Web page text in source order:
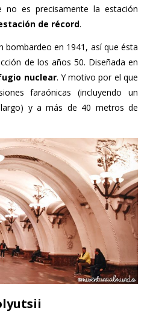
no es precisamente la estación
de récord.
bombardeo en 1941, así que ésta
de los años 50. Diseñada en
nuclear. Y motivo por el que
faraónicas (incluyendo un
y a más de 40 metros de